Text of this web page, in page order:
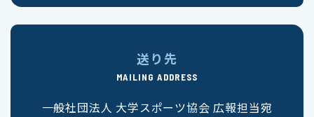
送り先
MAILING ADDRESS
一般社団法人 大学スポーツ協会 広報担当宛